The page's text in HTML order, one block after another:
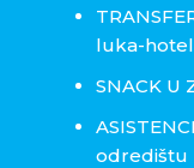
luka-
SNACK U
odredištu